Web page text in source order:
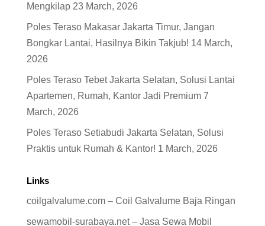
Mengkilap 23 March, 2026
Poles Teraso Makasar Jakarta Timur, Jangan
Bongkar Lantai, Hasilnya Bikin Takjub! 14 March,
2026
Poles Teraso Tebet Jakarta Selatan, Solusi Lantai
Apartemen, Rumah, Kantor Jadi Premium 7
March, 2026
Poles Teraso Setiabudi Jakarta Selatan, Solusi
Praktis untuk Rumah & Kantor! 1 March, 2026
Links
coilgalvalume.com – Coil Galvalume Baja Ringan
sewamobil-surabaya.net – Jasa Sewa Mobil